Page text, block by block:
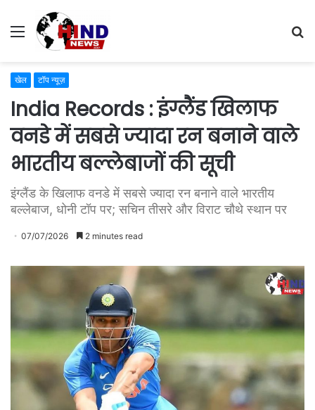
Menu
खेल टॉप न्यूज़
India Records : इंग्लैंड खिलाफ
वनडे में सबसे ज्यादा रन बनाने वाले
भारतीय बल्लेबाजों की सूची
इंग्लैंड के खिलाफ वनडे में सबसे ज्यादा रन बनाने वाले भारतीय
बल्लेबाज, धोनी टॉप पर; सचिन तीसरे और विराट चौथे स्थान पर
07/07/2026 2 minutes read